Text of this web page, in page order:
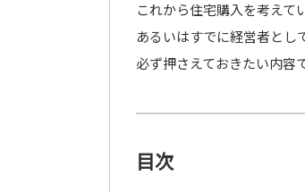
これから住宅購入を考えて
あるいはすでに経営者とし
必ず押さえておきたい内容
目次